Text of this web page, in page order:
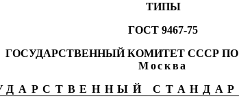
ТИПЫ
ГОСТ 9467-75
ГОСУДАРСТВЕННЫЙ КОМИТЕТ СССР
Москва